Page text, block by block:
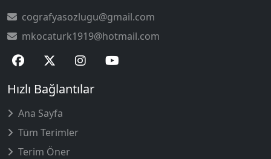
cografyasozlugu@gmail.com
mkocaturk1919@hotmail.com
Hızlı Bağlantılar
Ana Sayfa
Tüm Terimler
Terim Öner